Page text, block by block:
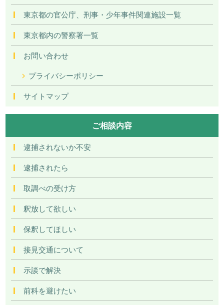
東京都の官公庁、刑事・少年事件関連施設一覧
東京都内の警察署一覧
お問い合わせ
プライバシーポリシー
サイトマップ
ご相談内容
逮捕されないか不安
逮捕されたら
取調べの受け方
釈放して欲しい
保釈してほしい
接見交通について
示談で解決
前科を避けたい